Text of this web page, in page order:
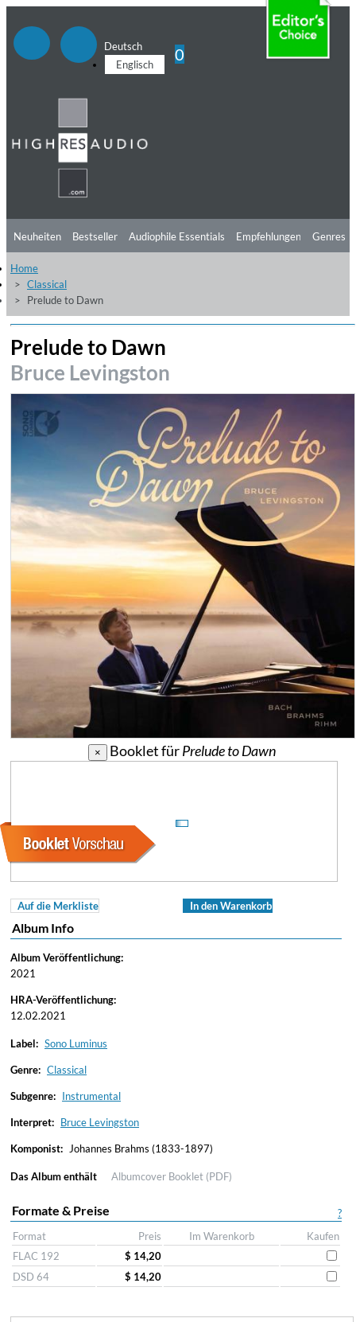
Deutsch
Englisch
0
Neuheiten Bestseller Audiophile Essentials Empfehlungen
Hörtipps
Videos
Genres
Home
Classical
Prelude to Dawn
Prelude to Dawn
Bruce Levingston
× Booklet fürPrelude to Dawn
Auf die Merkliste In den Warenkorb
Album Info
Album Veröffentlichung:
2021
HRA-Veröffentlichung:
12.02.2021
Label: Sono Luminus
Genre: Classical
Subgenre: Instrumental
Interpret: Bruce Levingston
Komponist: Johannes Brahms (1833-1897)
Das Album enthält Albumcover Booklet (PDF)
?
Formate & Preise
Format Preis Im Warenkorb
Kaufen
FLAC 192
$ 14,20
DSD 64
$ 14,20